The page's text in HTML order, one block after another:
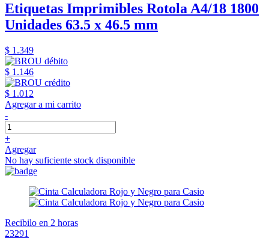
Etiquetas Imprimibles Rotola A4/18 1800
Unidades 63.5 x 46.5 mm
$ 1.349
$ 1.146
$ 1.012
Agregar a mi carrito
-
+
Agregar
No hay suficiente stock disponible
Recibilo en 2 horas
23291